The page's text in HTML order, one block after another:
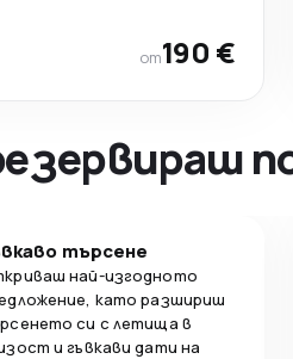
от190 €
търсене
най-изгодното
като разшириш
си с летища в
и гъвкави дати на